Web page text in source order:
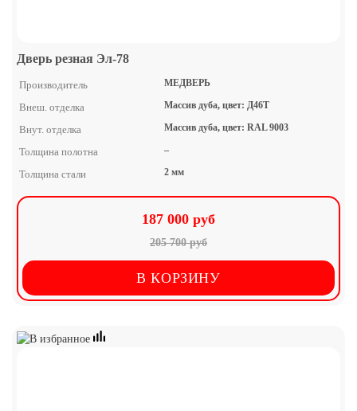
Дверь резная Эл-78
Производитель МЕДВЕРЬ
Внеш. отделка Массив дуба, цвет: Д46Т
Внут. отделка Массив дуба, цвет: RAL 9003
Толщина полотна –
Толщина стали 2 мм
187 000 руб
205 700 руб
В КОРЗИНУ